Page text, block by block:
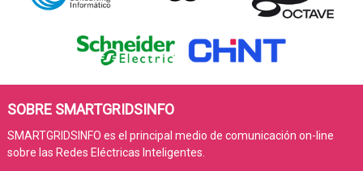
SOBRE SMARTGRIDSINFO
SMARTGRIDSINFO es el principal medio de comunicación on-line
sobre las Redes Eléctricas Inteligentes.